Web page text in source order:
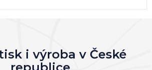
i výroba v České